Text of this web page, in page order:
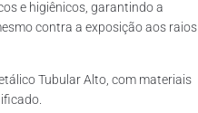
e higiênicos, garantindo a
contra a exposição aos raios
Tubular Alto, com materiais